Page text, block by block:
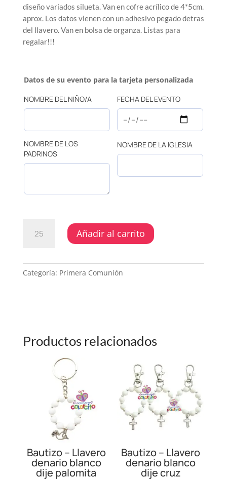
diseño variados silueta. Van en cofre acrílico de 4*5cm.
aprox. Los datos vienen con un adhesivo pegado detras
del llavero. Van en bolsa de organza. Listas para
regalar!!!
Datos de su evento para la tarjeta personalizada
NOMBRE DEL NIÑO/A
FECHA DEL EVENTO
NOMBRE DE LOS
PADRINOS
NOMBRE DE LA IGLESIA
COMUNIÓN
DORADO
Añadir al carrito
Categoría: Primera Comunión
Productos relacionados
Bautizo – Llavero
denario blanco
dije palomita
Bautizo – Llavero
denario blanco
dije cruz